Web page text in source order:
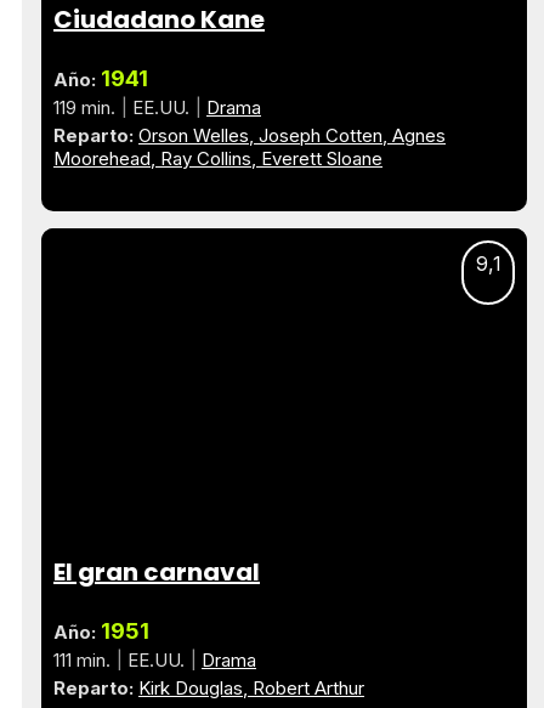
Ciudadano Kane
Año: 1941
119 min. EE.UU.
Drama
Reparto: Orson Welles Joseph Cotten Agnes
Moorehead Ray Collins Everett Sloane
9,1
El gran carnaval
Año: 1951
111 min. EE.UU.
Drama
Reparto: Kirk Douglas Robert Arthur